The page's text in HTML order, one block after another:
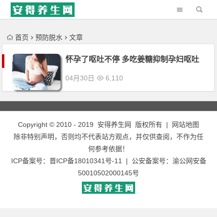
'); })();
首页 预防脱水 文章
怀孕了呕吐不停 多吃姜糖抑制孕妇呕吐
04月30日 6,110
Copyright © 2010 - 2019 安得养生网 版权所有 |
网站地图
除非特别声明，否则均不代表站方观点，并仅供查阅，不作为任
何参考依据！
ICP备案号： 晋ICP备18010341号-11 | 公安备案号： 渝公网安备
50010502000145号